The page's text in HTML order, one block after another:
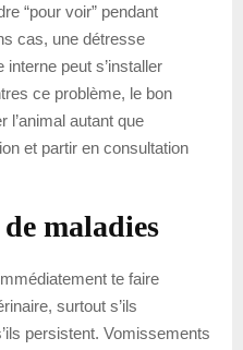
“pour voir” pendant
cas, une détresse
peut s’installer
ce problème, le bon
l’animal autant que
et partir en consultation
maladies
te faire
surtout s’ils
persistent. Vomissements